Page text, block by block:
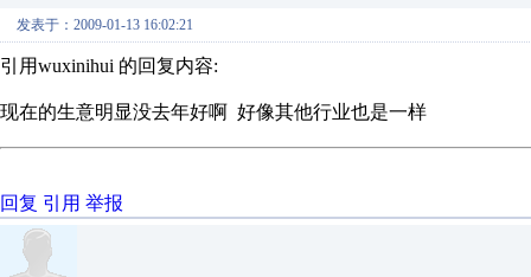
发表于：2009-01-13 16:02:21
引用wuxinihui 的回复内容:
现在的生意明显没去年好啊 好像其他行业也是一样
回复 引用 举报